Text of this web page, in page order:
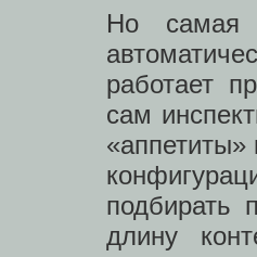
Но самая
работает
сам
«аппетиты»
подбирать
длину